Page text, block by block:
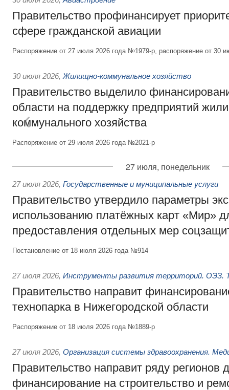
Правительство профинансирует
сфере гражданской авиации
Распоряжение от 27 июля 2026 года №1979-р, распоряжение от 30
30 июля 2026, Жилищно-коммунальное хозяйство
Правительство выделило
области на поддержку предприятий
коммунального хозяйства
Распоряжение от 29 июля 2026 года №2021-р
27 июля, понедельник
27 июля 2026, Государственные и муниципальные услуги
Правительство утвердило параметры
использованию платёжных карт «Мир»
предоставления отдельных мер
Постановление от 18 июля 2026 года №914
27 июля 2026, Инструменты развития территорий. ОЭЗ.
Правительство направит
технопарка в Нижегородской области
Распоряжение от 18 июля 2026 года №1889-р
27 июля 2026, Организация системы здравоохранения.
Правительство направит ряду регионов
финансирование на строительство и